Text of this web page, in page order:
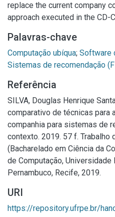
replace the current company
approach executed in the CD-
Palavras-chave
Computação ubíqua; Software
Sistemas de recomendação
Referência
SILVA, Douglas Henrique
comparativo de técnicas para
companhia para sistemas de
contexto. 2019. 57 f. Trabalho
(Bacharelado em Ciência da
de Computação, Universidade
Pernambuco, Recife, 2019.
URI
https://repository.ufrpe.br/